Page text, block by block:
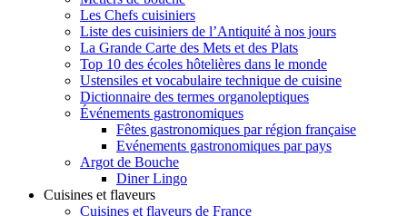
Les Chefs cuisiniers
Liste des cuisiniers de l’Antiquité à nos jours
La Grande Carte des Mets et des Plats
Top 10 des écoles hôtelières dans le monde
Ustensiles et vocabulaire technique de cuisine
Dictionnaire des termes organoleptiques
Événements gastronomiques
Fêtes gastronomiques par région française
Evénements gastronomiques par pays
Argot de Bouche
Diner Lingo
Cuisines et flaveurs
Cuisines et flaveurs de France